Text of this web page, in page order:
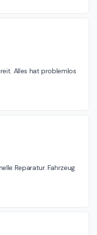
Alles hat problemlos
Reparatur. Fahrzeug